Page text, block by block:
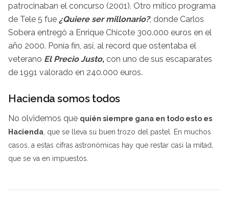
patrocinaban el concurso (2001). Otro mítico programa
de Tele 5 fue ¿Quiere ser millonario?, donde Carlos
Sobera entregó a Enrique Chicote 300.000 euros en el
año 2000. Ponía fin, así, al record que ostentaba el
veterano El Precio Justo, con uno de sus escaparates
de 1991 valorado en 240.000 euros.
Hacienda somos todos
No olvidemos que quién siempre gana en todo esto es
Hacienda , que se lleva su buen trozo del pastel. En muchos
casos, a estas cifras astronómicas hay que restar casi la mitad,
que se va en impuestos.